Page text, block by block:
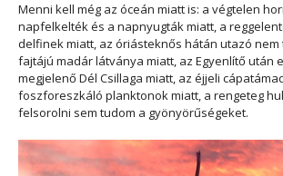
Menni kell még az óceán miatt is: a végtelen
napfelkelték és a napnyugták miatt, a
delfinek miatt, az óriásteknős hátán utazó nem
fajtájú madár látványa miatt, az Egyenlítő után
megjelenő Dél Csillaga miatt, az éjjeli
foszforeszkáló planktonok miatt, a rengeteg
felsorolni sem tudom a gyönyörűségeket.